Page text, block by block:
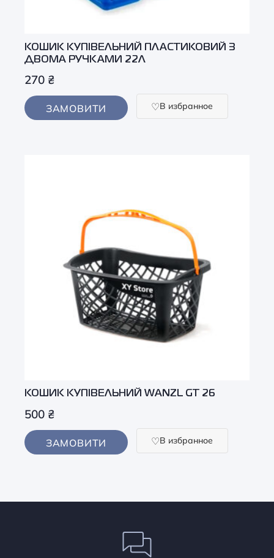
КОШИК КУПІВЕЛЬНИЙ ПЛАСТИКОВИЙ З
ДВОМА РУЧКАМИ 22Л
270 ₴
ЗАМОВИТИ В избранное
КОШИК КУПІВЕЛЬНИЙ WANZL GT 26
500 ₴
ЗАМОВИТИ В избранное